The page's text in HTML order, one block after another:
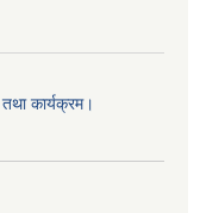
कार्यक्रम।